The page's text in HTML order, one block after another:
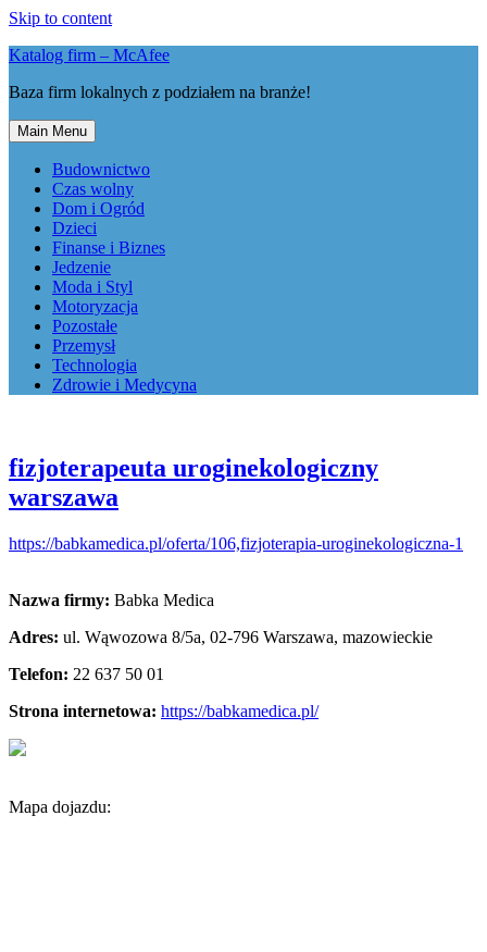
Skip to content
Katalog firm – McAfee
Baza firm lokalnych z podziałem na branże!
Main Menu
Budownictwo
Czas wolny
Dom i Ogród
Dzieci
Finanse i Biznes
Jedzenie
Moda i Styl
Motoryzacja
Pozostałe
Przemysł
Technologia
Zdrowie i Medycyna
fizjoterapeuta uroginekologiczny
warszawa
https://babkamedica.pl/oferta/106,fizjoterapia-uroginekologiczna-1
Nazwa firmy: Babka Medica
Adres: ul. Wąwozowa 8/5a, 02-796 Warszawa, mazowieckie
Telefon: 22 637 50 01
Strona internetowa: https://babkamedica.pl/
Mapa dojazdu: